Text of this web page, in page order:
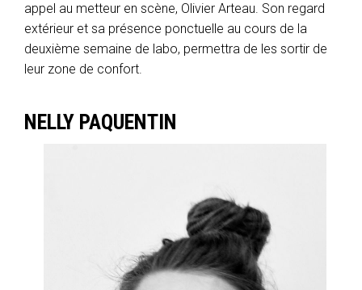
appel au metteur en scène, Olivier Arteau. Son regard
extérieur et sa présence ponctuelle au cours de la
deuxième semaine de labo, permettra de les sortir de
leur zone de confort.
NELLY PAQUENTIN